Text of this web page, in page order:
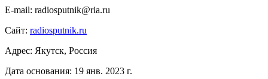
E-mail: radiosputnik@ria.ru
Сайт: radiosputnik.ru
Адрес: Якутск, Россия
Дата основания: 19 янв. 2023 г.